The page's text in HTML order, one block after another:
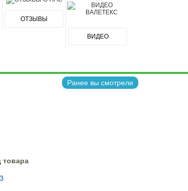
ОТЗЫВЫ
ВИДЕО
Ранее вы смотрели
товара